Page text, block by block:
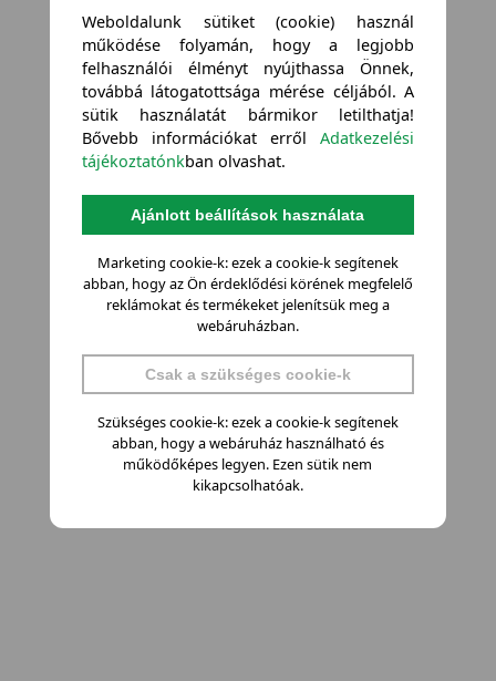
Weboldalunk sütiket (cookie) használ
működése folyamán, hogy a legjobb
felhasználói élményt nyújthassa Önnek,
továbbá látogatottsága mérése céljából. A
sütik használatát bármikor letilthatja!
Bővebb információkat errőlAdatkezelési
tájékoztatónkban olvashat.
Ajánlott beállítások használata
Marketing cookie-k: ezek a cookie-k segítenek
abban, hogy az Ön érdeklődési körének megfelelő
reklámokat és termékeket jelenítsük meg a
webáruházban.
Csak a szükséges cookie-k
Szükséges cookie-k: ezek a cookie-k segítenek
abban, hogy a webáruház használható és
működőképes legyen. Ezen sütik nem
kikapcsolhatóak.